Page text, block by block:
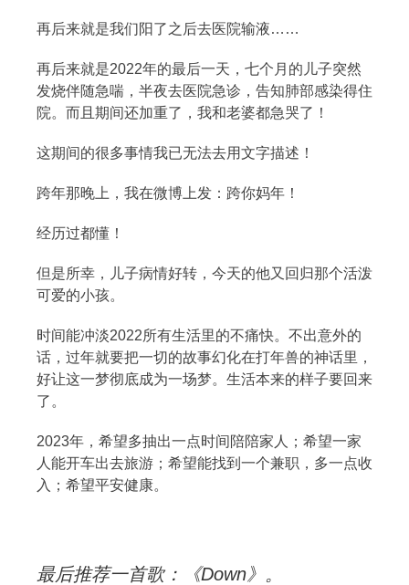
再后来就是我们阳了之后去医院输液……
再后来就是2022年的最后一天，七个月的儿子突然
发烧伴随急喘，半夜去医院急诊，告知肺部感染得住
院。而且期间还加重了，我和老婆都急哭了！
这期间的很多事情我已无法去用文字描述！
跨年那晚上，我在微博上发：跨你妈年！
经历过都懂！
但是所幸，儿子病情好转，今天的他又回归那个活泼
可爱的小孩。
时间能冲淡2022所有生活里的不痛快。不出意外的
话，过年就要把一切的故事幻化在打年兽的神话里，
好让这一梦彻底成为一场梦。生活本来的样子要回来
了。
2023年，希望多抽出一点时间陪陪家人；希望一家
人能开车出去旅游；希望能找到一个兼职，多一点收
入；希望平安健康。
最后推荐一首歌：《Down》。